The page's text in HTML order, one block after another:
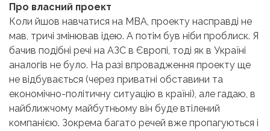
Про власний проект
Коли йшов навчатися на MBA, проекту насправді не
мав, тричі змінював ідею. А потім був ніби проблиск. Я
бачив подібні речі на АЗС в Європі, тоді як в Україні
аналогів не було. На разі впровадження проекту ще
не відбувається (через приватні обставини та
економічно-політичну ситуацію в країні), але гадаю, в
найближчому майбутньому він буде втілений
компанією. Зокрема багато речей вже пропагуються і